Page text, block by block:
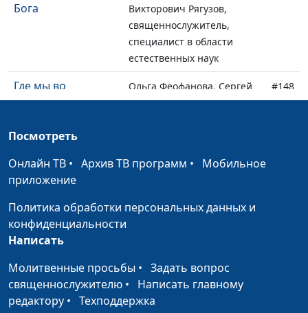
Бога
Викторович Рягузов,
священнослужитель,
специалист в области
естественных наук
Где мы во
Вселенной?
Ольга Феофанова, Сергей
Викторович Рягузов,
#148
Огромная
Вселенной
священнослужитель,
Квантовая
механика
Ольга Феофанова, Сергей
Викторович Рягузов,
священнослужитель,
Посмотреть
Онлайн ТВ • Архив ТВ программ • Мобильное
приложение
Политика обработки персональных данных и
конфиденциальности
Написать
Молитвенные просьбы • Задать вопрос
священнослужителю • Написать главному
редактору • Техподдержка